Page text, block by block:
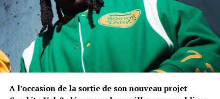
A l’occasion de la sortie de son nouveau projet